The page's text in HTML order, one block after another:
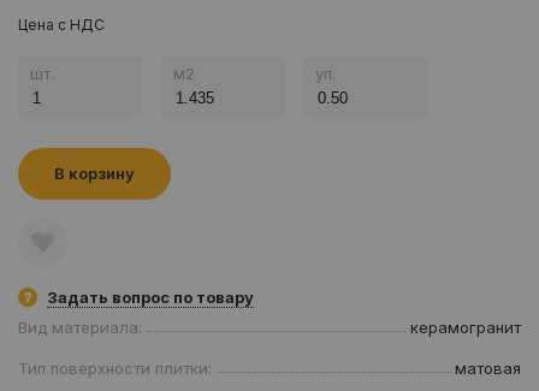
Цена с НДС
шт. м2 уп.
В корзину
Задать вопрос по товару
Вид материала:
керамогранит
Тип поверхности плитки: матовая